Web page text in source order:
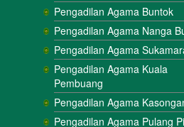
Pengadilan Agama Buntok
Pengadilan Agama Nanga
Pengadilan Agama
Pengadilan Agama Kuala
Pembuang
Pengadilan Agama
Pengadilan Agama Pulang